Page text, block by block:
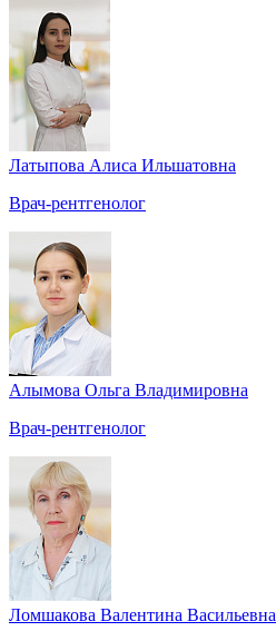
Латыпова Алиса Ильшатовна
Врач-рентгенолог
Алымова Ольга Владимировна
Врач-рентгенолог
Ломшакова Валентина Васильевна